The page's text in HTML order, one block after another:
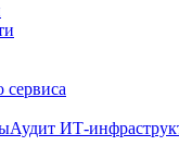
сервиса
Аудит ИТ-